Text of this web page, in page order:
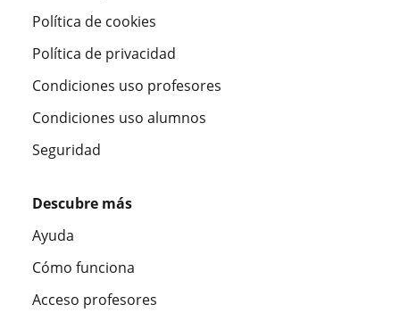
Política de cookies
Política de privacidad
Condiciones uso profesores
Condiciones uso alumnos
Seguridad
Descubre más
Ayuda
Cómo funciona
Acceso profesores